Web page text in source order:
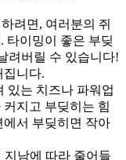
려면, 여러분의 쥐
타이밍이 좋은 부딪
려버릴 수 있습니다!
집니다.
있는 치즈나 파워업
지고 부딪히는 힘
서 부딪히면 작아
지남에 따라 줄어들